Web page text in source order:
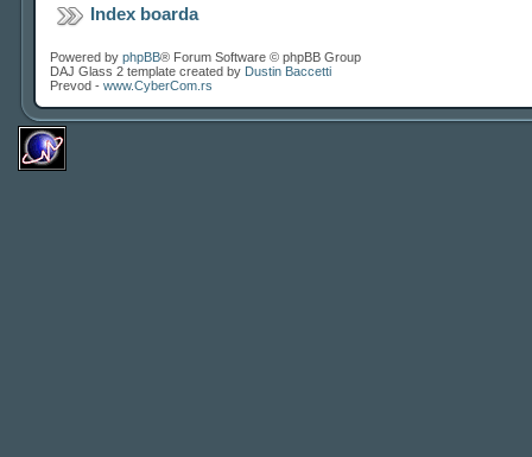
Index boarda
Powered by phpBB® Forum Software © phpBB Group
DAJ Glass 2 template created by Dustin Baccetti
Prevod - www.CyberCom.rs